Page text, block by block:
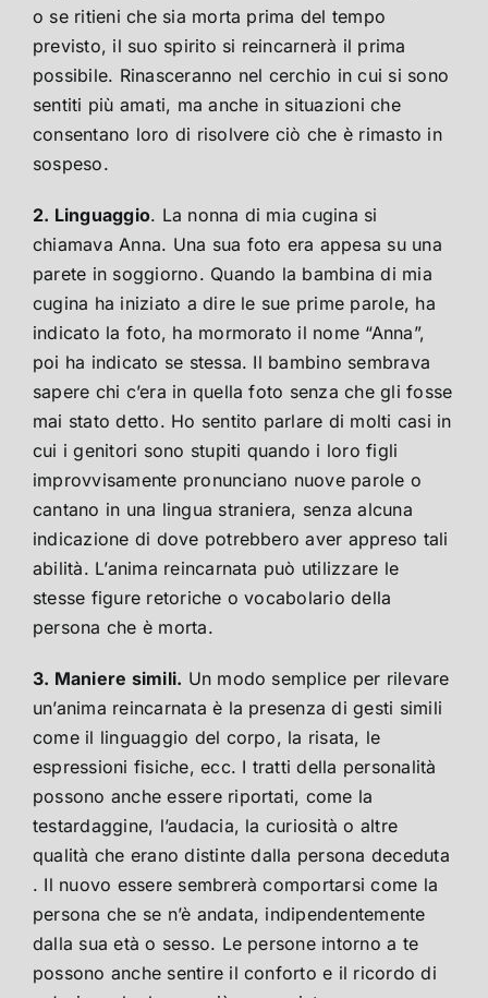
o se ritieni che sia morta prima del tempo
previsto, il suo spirito si reincarnerà il prima
possibile. Rinasceranno nel cerchio in cui si sono
sentiti più amati, ma anche in situazioni che
consentano loro di risolvere ciò che è rimasto in
sospeso.
2. Linguaggio. La nonna di mia cugina si
chiamava Anna. Una sua foto era appesa su una
parete in soggiorno. Quando la bambina di mia
cugina ha iniziato a dire le sue prime parole, ha
indicato la foto, ha mormorato il nome “Anna”,
poi ha indicato se stessa. Il bambino sembrava
sapere chi c’era in quella foto senza che gli fosse
mai stato detto. Ho sentito parlare di molti casi in
cui i genitori sono stupiti quando i loro figli
improvvisamente pronunciano nuove parole o
cantano in una lingua straniera, senza alcuna
indicazione di dove potrebbero aver appreso tali
abilità. L’anima reincarnata può utilizzare le
stesse figure retoriche o vocabolario della
persona che è morta.
3. Maniere simili. Un modo semplice per rilevare
un’anima reincarnata è la presenza di gesti simili
come il linguaggio del corpo, la risata, le
espressioni fisiche, ecc. I tratti della personalità
possono anche essere riportati, come la
testardaggine, l’audacia, la curiosità o altre
qualità che erano distinte dalla persona deceduta
. Il nuovo essere sembrerà comportarsi come la
persona che se n’è andata, indipendentemente
dalla sua età o sesso. Le persone intorno a te
possono anche sentire il conforto e il ricordo di